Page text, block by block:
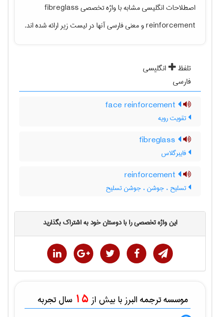
اصطلاحات انگلیسی مشابه با واژه تخصصیfibreglass
reinforcementو معنی فارسی آنها در لیست زیر ارائه شده اند.
تلفظ
انگلیسی
فارسی
تقویت رویه
فایبرگلاس
تسلیح ، جوشن ، جوشن تسلیح
این واژه تخصصی را با دوستان خود به اشتراک بگذارید
موسسه ترجمه البرز با بیش از 15 سال تجربه